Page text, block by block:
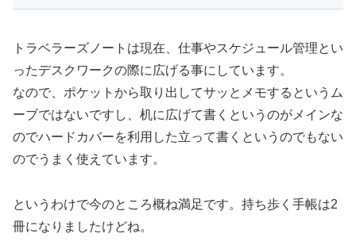
トラベラーズノートは現在、仕事やスケジュール管理とい
ったデスクワークの際に広げる事にしています。
なので、ポケットから取り出してサッとメモするというム
ーブではないですし、机に広げて書くというのがメインな
のでハードカバーを利用した立って書くというのでもない
のでうまく使えています。
というわけで今のところ概ね満足です。持ち歩く手帳は2
冊になりましたけどね。